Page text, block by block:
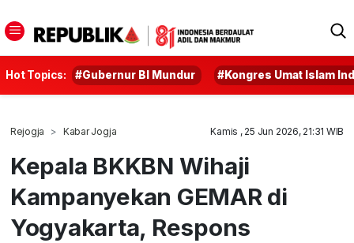
Hot Topics: #Gubernur BI Mundur #Kongres Umat Islam
Rejogja Kabar Jogja Kamis , 25 Jun 2026, 21:31 WIB
Kepala BKKBN Wihaji
Kampanyekan GEMAR di
Yogyakarta, Respons